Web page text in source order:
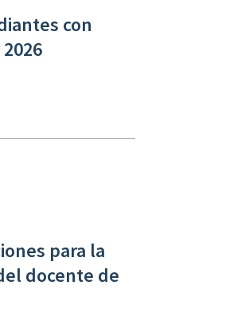
con
para la
docente de